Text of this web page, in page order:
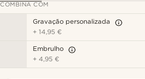
COMBINA COM
Gravação personalizada
+14,95 €
Embrulho
+4,95 €